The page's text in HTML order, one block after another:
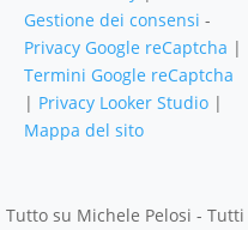
Gestione dei consensi -
Privacy Google reCaptcha |
Termini Google reCaptcha
| Privacy Looker Studio |
Mappa del sito
Tutto su Michele Pelosi - Tutti